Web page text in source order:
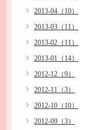
2013-04（10）
2013-03（11）
2013-02（11）
2013-01（14）
2012-12（9）
2012-11（3）
2012-10（10）
2012-09（3）